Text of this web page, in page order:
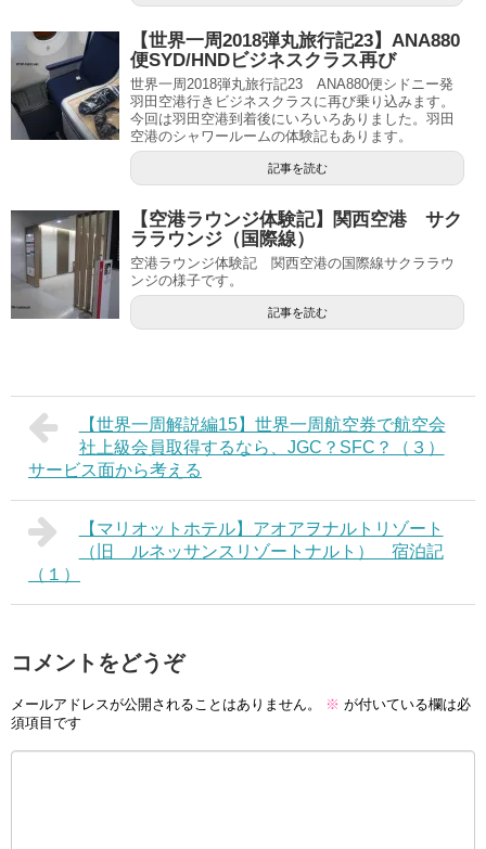
【世界一周2018弾丸旅行記23】ANA880
便SYD/HNDビジネスクラス再び
世界一周2018弾丸旅行記23 ANA880便シドニー発
羽田空港行きビジネスクラスに再び乗り込みます。
今回は羽田空港到着後にいろいろありました。羽田
空港のシャワールームの体験記もあります。
記事を読む
【空港ラウンジ体験記】関西空港 サク
ララウンジ（国際線）
空港ラウンジ体験記 関西空港の国際線サクララウ
ンジの様子です。
記事を読む
【世界一周解説編15】世界一周航空券で航空会
社上級会員取得するなら、JGC？SFC？（３）
サービス面から考える
【マリオットホテル】アオアヲナルトリゾート
（旧 ルネッサンスリゾートナルト） 宿泊記
（１）
コメントをどうぞ
メールアドレスが公開されることはありません。 ※ が付いている欄は必
須項目です